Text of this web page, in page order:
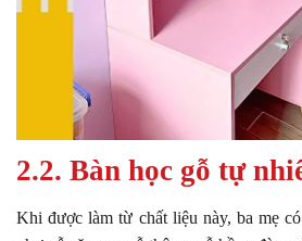
2.2. Bàn học gỗ tự
Khi được làm từ chất liệu này, ba mẹ